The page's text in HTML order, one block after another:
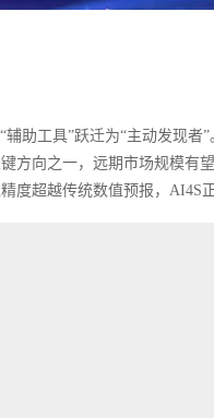
助工具”跃迁为“主动发现者
方向之一，远期市场规模有
度超越传统数值预报，AI4S